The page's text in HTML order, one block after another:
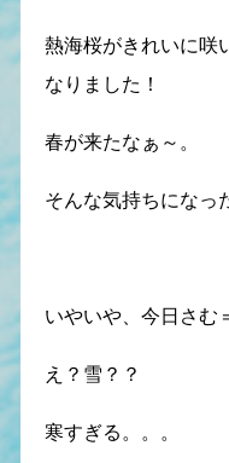
熱海桜がきれいに咲
なりました！
春が来たなぁ～。
そんな気持ちになっ
いやいや、今日さむ
え？雪？？
寒すぎる。。。